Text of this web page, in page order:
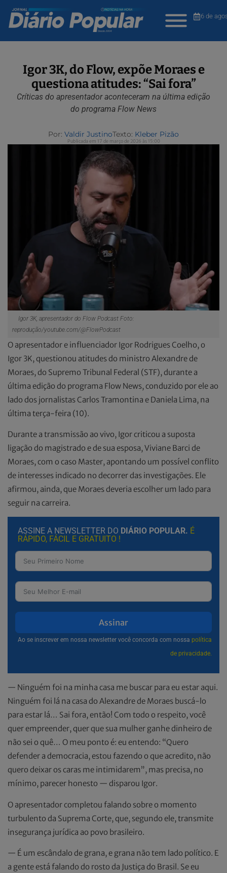
6 de
Igor 3K, do Flow, expõe Moraes e
questiona atitudes: “Sai fora”
Críticas do apresentador aconteceram na última edição
do programa Flow News
Por: Valdir JustinoTexto: Kleber Pizão
Publicada em 17 de março de 2026 às 15:00
Igor 3K, apresentador do Flow Podcast Foto:
reprodução/youtube.com/@FlowPodcast
O apresentador e influenciador Igor Rodrigues Coelho, o
Igor 3K, questionou atitudes do ministro Alexandre de
Moraes, do Supremo Tribunal Federal (STF), durante a
última edição do programa Flow News, conduzido por ele ao
lado dos jornalistas Carlos Tramontina e Daniela Lima, na
última terça-feira (10).
Durante a transmissão ao vivo, Igor criticou a suposta
ligação do magistrado e de sua esposa, Viviane Barci de
Moraes, com o caso Master, apontando um possível conflito
de interesses indicado no decorrer das investigações. Ele
afirmou, ainda, que Moraes deveria escolher um lado para
seguir na carreira.
ASSINE A NEWSLETTER DO DIÁRIO POPULAR. É
RÁPIDO, FÁCIL E GRATUITO !
Assinar
Ao se inscrever em nossa newsletter você concorda com nossa política
de privacidade.
— Ninguém foi na minha casa me buscar para eu estar aqui.
Ninguém foi lá na casa do Alexandre de Moraes buscá-lo
para estar lá… Sai fora, então! Com todo o respeito, você
quer empreender, quer que sua mulher ganhe dinheiro de
não sei o quê… O meu ponto é: eu entendo: “Quero
defender a democracia, estou fazendo o que acredito, não
quero deixar os caras me intimidarem”, mas precisa, no
mínimo, parecer honesto — disparou Igor.
O apresentador completou falando sobre o momento
turbulento da Suprema Corte, que, segundo ele, transmite
insegurança jurídica ao povo brasileiro.
— É um escândalo de grana, e grana não tem lado político. E
a gente está falando do rosto da Justiça do Brasil. Se eu